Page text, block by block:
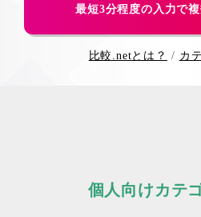
最短3分程度の入力で
比較.netとは？ カ
個人向けカテ